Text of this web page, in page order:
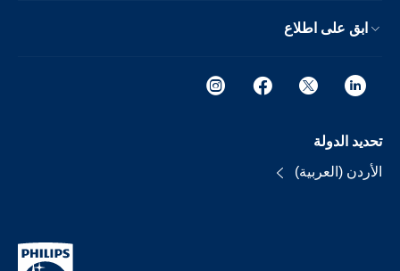
ابق على اطلاع
تحديد الدولة
الأردن (العربية)